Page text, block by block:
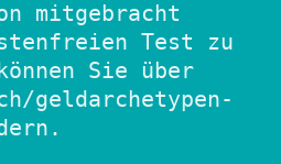
mitgebracht
Test zu
Sie über
geldarchetypen-